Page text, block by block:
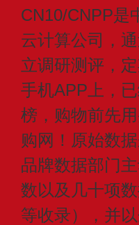
CN10/CNPP是
云计算公司，
立调研测评，
手机APP上，
榜，购物前先
购网！原始数
品牌数据部门
数以及几十项
等收录），并